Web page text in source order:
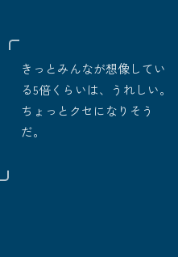
きっとみんなが想像してい
る5倍くらいは、うれしい。
ちょっとクセになりそう
だ。